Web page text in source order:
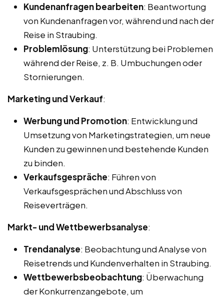
Kundenanfragen bearbeiten: Beantwortung
von Kundenanfragen vor, während und nach der
Reise in Straubing.
Problemlösung: Unterstützung bei Problemen
während der Reise, z. B. Umbuchungen oder
Stornierungen.
Marketing und Verkauf:
Werbung und Promotion: Entwicklung und
Umsetzung von Marketingstrategien, um neue
Kunden zu gewinnen und bestehende Kunden
zu binden.
Verkaufsgespräche: Führen von
Verkaufsgesprächen und Abschluss von
Reiseverträgen.
Markt- und Wettbewerbsanalyse:
Trendanalyse: Beobachtung und Analyse von
Reisetrends und Kundenverhalten in Straubing.
Wettbewerbsbeobachtung: Überwachung
der Konkurrenzangebote, um